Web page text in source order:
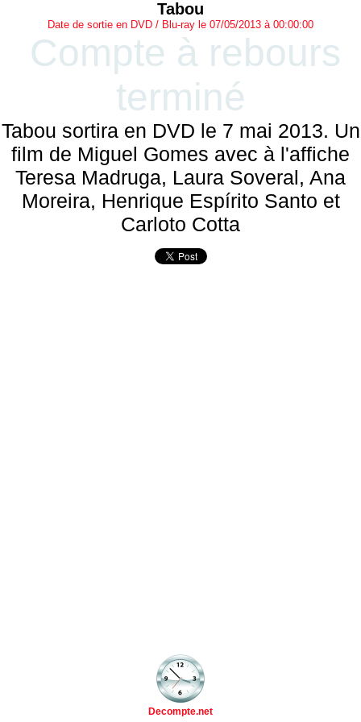
Tabou
Date de sortie en DVD / Blu-ray le 07/05/2013 à 00:00:00
Compte à rebours
terminé
Tabou sortira en DVD le 7 mai 2013. Un
film de Miguel Gomes avec à l'affiche
Teresa Madruga, Laura Soveral, Ana
Moreira, Henrique Espírito Santo et
Carloto Cotta
Decompte.net